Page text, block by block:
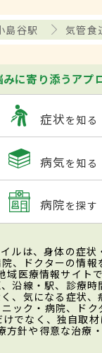
島谷駅 気管食
みに寄り添うアプ
症状を知る
病気を知る
病院を探す
ルは、身体の症
、ドクターの情報
域医療情報サイトで
沿線・駅、診療時
、気になる症状、
ック・病院、ドク
でなく、独自取
方針や得意な治療